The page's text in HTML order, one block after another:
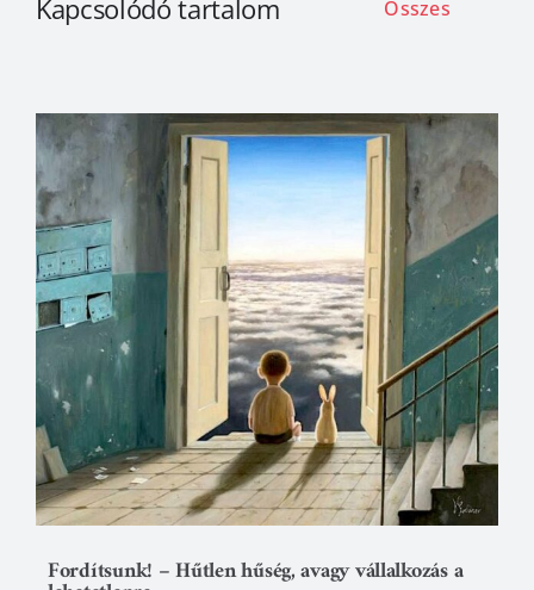
Kapcsolódó tartalom Összes
Fordítsunk! – Hűtlen hűség, avagy vállalkozás a